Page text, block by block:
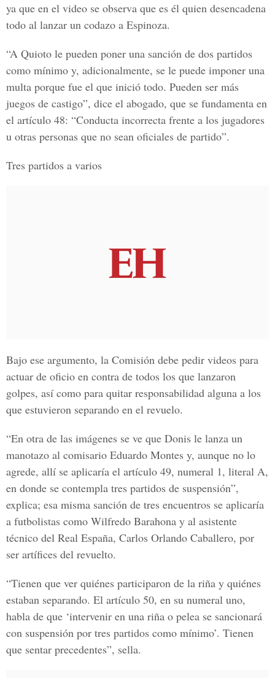
ya que en el video se observa que es él quien desencadena
todo al lanzar un codazo a Espinoza.
“A Quioto le pueden poner una sanción de dos partidos
como mínimo y, adicionalmente, se le puede imponer una
multa porque fue el que inició todo. Pueden ser más
juegos de castigo”, dice el abogado, que se fundamenta en
el artículo 48: “Conducta incorrecta frente a los jugadores
u otras personas que no sean oficiales de partido”.
Tres partidos a varios
Bajo ese argumento, la Comisión debe pedir videos para
actuar de oficio en contra de todos los que lanzaron
golpes, así como para quitar responsabilidad alguna a los
que estuvieron separando en el revuelo.
“En otra de las imágenes se ve que Donis le lanza un
manotazo al comisario Eduardo Montes y, aunque no lo
agrede, allí se aplicaría el artículo 49, numeral 1, literal A,
en donde se contempla tres partidos de suspensión”,
explica; esa misma sanción de tres encuentros se aplicaría
a futbolistas como Wilfredo Barahona y al asistente
técnico del Real España, Carlos Orlando Caballero, por
ser artífices del revuelto.
“Tienen que ver quiénes participaron de la riña y quiénes
estaban separando. El artículo 50, en su numeral uno,
habla de que ‘intervenir en una riña o pelea se sancionará
con suspensión por tres partidos como mínimo’. Tienen
que sentar precedentes”, sella.